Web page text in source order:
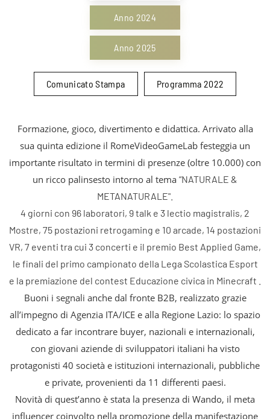
Anno 2024
Anno 2025
Comunicato Stampa Programma 2022
Formazione, gioco, divertimento e didattica. Arrivato alla
sua quinta edizione il RomeVideoGameLab festeggia un
importante risultato in termini di presenze (oltre 10.000) con
un ricco palinsesto intorno al tema “NATURALE &
METANATURALE".
4 giorni con 96 laboratori, 9 talk e 3 lectio magistralis, 2
Mostre, 75 postazioni retrogaming e 10 arcade, 14 postazioni
VR, 7 eventi tra cui 3 concerti e il premio Best Applied Game,
le finali del primo campionato della Lega Scolastica Esport
e la premiazione del contest Educazione civica in Minecraft .
Buoni i segnali anche dal fronte B2B, realizzato grazie
all’impegno di Agenzia ITA/ICE e alla Regione Lazio: lo spazio
dedicato a far incontrare buyer, nazionali e internazionali,
con giovani aziende di sviluppatori italiani ha visto
protagonisti 40 società e istituzioni internazionali, pubbliche
e private, provenienti da 11 differenti paesi.
Novità di quest’anno è stata la presenza di Wando, il meta
influencer coinvolto nella promozione della manifestazione